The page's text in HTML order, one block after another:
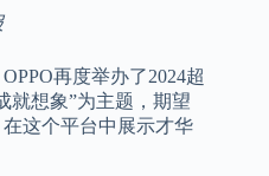
再度举办了2024超
就想象”为主题，期望
这个平台中展示才华